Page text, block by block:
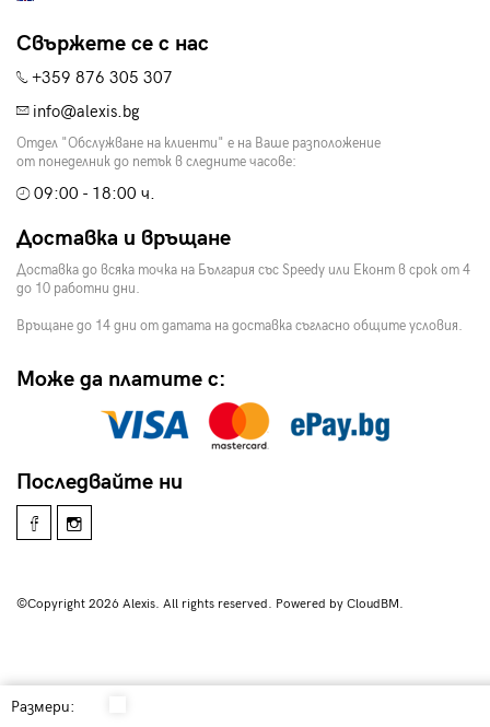
Размери:
Свържете се с нас
+359 876 305 307
info@alexis.bg
Отдел "Обслужване на клиенти" е на Ваше разположение
от понеделник до петък в следните часове:
09:00 - 18:00 ч.
Доставка и връщане
Доставка до всяка точка на България със Speedy или Еконт в срок от 4
до 10 работни дни.
Връщане до 14 дни от датата на доставка съгласно общите условия.
Може да платите с:
Последвайте ни
©Copyright 2026 Alexis. All rights reserved. Powered by CloudBM.